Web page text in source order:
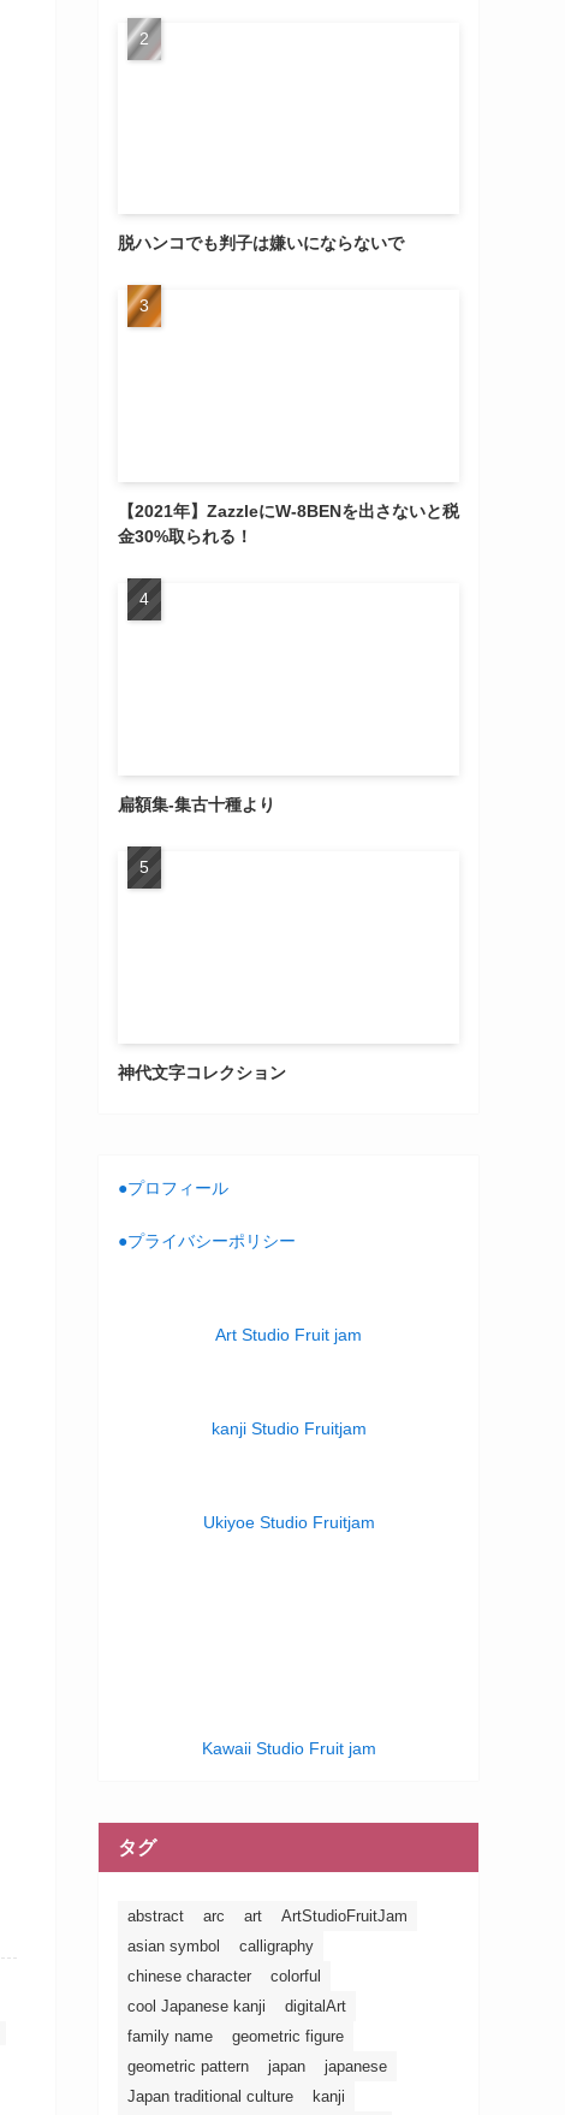
脱ハンコでも判子は嫌いにならないで
【2021年】ZazzleにW-8BENを出さないと税
金30%取られる！
扁額集-集古十種より
神代文字コレクション
●プロフィール
●プライバシーポリシー
Art Studio Fruit jam
kanji Studio Fruitjam
Ukiyoe Studio Fruitjam
Kawaii Studio Fruit jam
タグ
abstract arc art
ArtStudioFruitJam
asian symbol
calligraphy
chinese character
colorful
cool Japanese kanji
digitalArt
family name
geometric figure
geometric pattern
japan
japanese
Japan traditional culture
kanji